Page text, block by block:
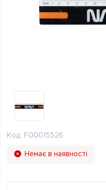
Код: F00015526
Немає в наявності